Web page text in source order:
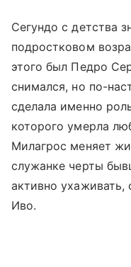
Сегундо с детства
подростковом
этого был Педро
снимался, но по-
сделала именно
которого умерла
Милагрос меняет
служанке черты
активно ухаживать,
Иво.